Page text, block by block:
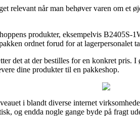
når man behøver varen om et
produkter, eksempelvis
ordnet forud for at lagerpersonalet
det at der bestilles for en konkret pris.
dine produkter til en pakkeshop.
i blandt diverse internet
og endda nogle gange byde på fragt